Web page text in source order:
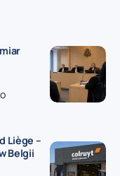
Liège –
Belgii